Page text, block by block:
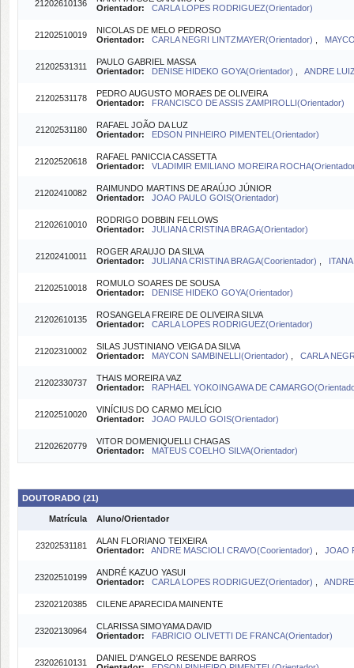
21202610136
Orientador:
CARLA LOPES RODRIGUEZ(Orientador)
21202510019
NICOLAS DE MELO PEDROSO
Orientador:
CARLA NEGRI LINTZMAYER(Orientador)
21202531311
PAULO GABRIEL MASSA
Orientador:
DENISE HIDEKO GOYA(Orientador) ANDRE
21202531178
PEDRO AUGUSTO MORAES DE OLIVEIRA
Orientador:
FRANCISCO DE ASSIS ZAMPIROLLI(Orientador)
21202531180
RAFAEL JOÃO DA LUZ
Orientador:
EDSON PINHEIRO PIMENTEL(Orientador)
21202520618
RAFAEL PANICCIA CASSETTA
Orientador:
VLADIMIR EMILIANO MOREIRA
21202410082
RAIMUNDO MARTINS DE ARAÚJO JÚNIOR
Orientador:
JOAO PAULO GOIS(Orientador)
21202610010
RODRIGO DOBBIN FELLOWS
Orientador:
JULIANA CRISTINA BRAGA(Orientador)
21202410011
ROGER ARAUJO DA SILVA
Orientador:
JULIANA CRISTINA BRAGA(Coorientador)
21202510018
ROMULO SOARES DE SOUSA
Orientador:
DENISE HIDEKO GOYA(Orientador)
21202610135
ROSANGELA FREIRE DE OLIVEIRA SILVA
Orientador:
CARLA LOPES RODRIGUEZ(Orientador)
21202310002
SILAS JUSTINIANO VEIGA DA SILVA
Orientador:
MAYCON SAMBINELLI(Orientador) CARLA
21202330737
THAIS MOREIRA VAZ
Orientador:
RAPHAEL YOKOINGAWA DE
21202510020
VINÍCIUS DO CARMO MELÍCIO
Orientador:
JOAO PAULO GOIS(Orientador)
21202620779
VITOR DOMENIQUELLI CHAGAS
Orientador:
MATEUS COELHO SILVA(Orientador)
DOUTORADO (21)
Matrícula Aluno/Orientador
23202531181
ALAN FLORIANO TEIXEIRA
Orientador:
ANDRE MASCIOLI CRAVO(Coorientador) JOAO
23202510199
ANDRÉ KAZUO YASUI
Orientador:
CARLA LOPES RODRIGUEZ(Orientador)
23202120385 CILENE APARECIDA MAINENTE
23202130964
CLARISSA SIMOYAMA DAVID
Orientador:
FABRICIO OLIVETTI DE FRANCA(Orientador)
23202610131
DANIEL D'ANGELO RESENDE BARROS